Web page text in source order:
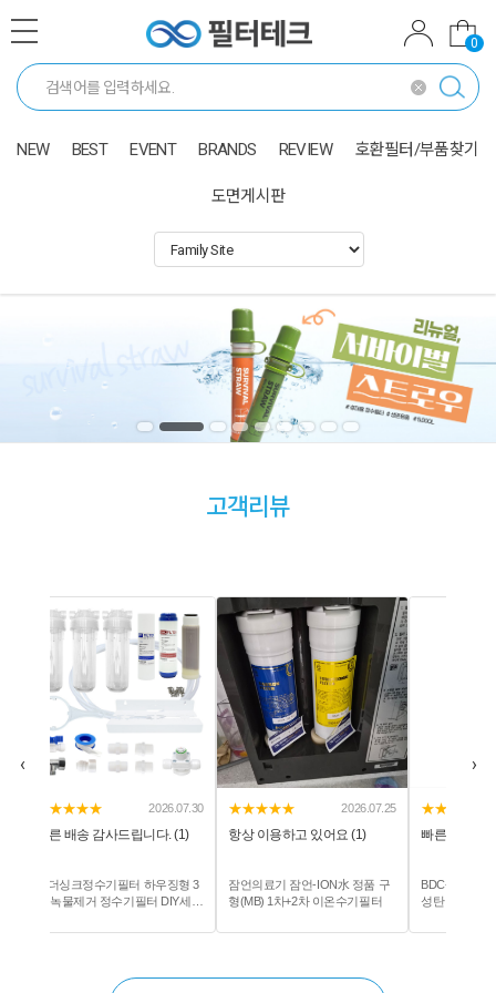
0
NEW BEST EVENT BRANDS REVIEW 호환필터/부품찾기
도면게시판
고객리뷰
‹
★★★★★ 2026.07.25
항상 이용하고 있어요 (1)
잠언의료기 잠언-ION水 정품 구
형(MB) 1차+2차 이온수기필터
★★★★★ 2026.07.20
빠른 배송 감사합니다. (1)
BDC-250 유기물 제거용 BDC 활
성탄 필터 250mm
★★★★★
빠른 배송 감
WD-250-5 산
드 필터 (실필
›